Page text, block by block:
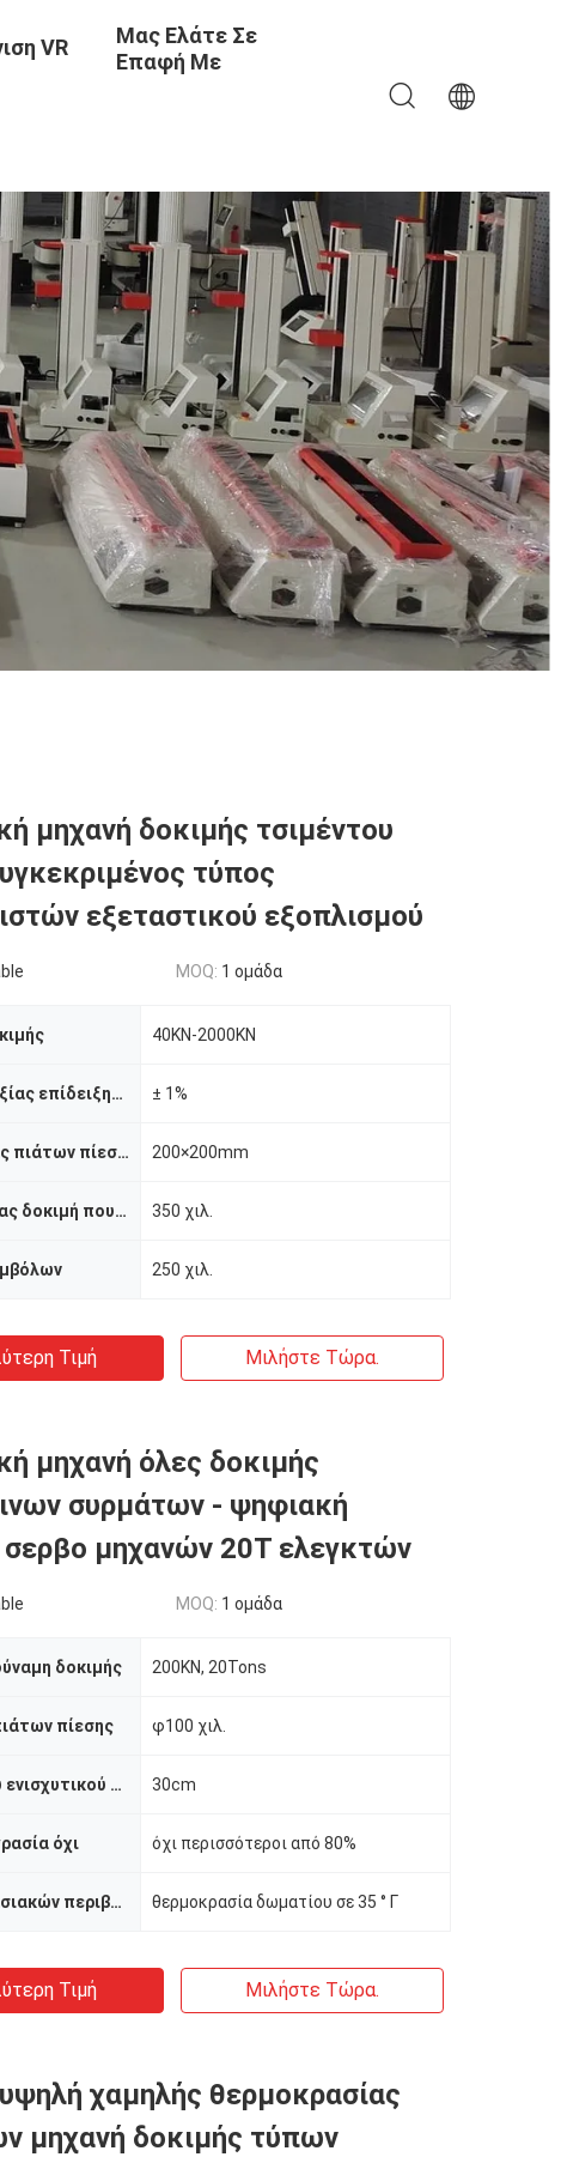
VR
Μας Ελάτε Σε
Επαφή Με
μηχανή δοκιμής τσιμέντου
τύπος
εξεταστικού εξοπλισμού
MOQ: 1 ομάδα
40KN-2000KN
Ακρίβεια αξίας επίδειξης δύναμης δοκιμής ± 1%
Διαστάσεις πιάτων πίεσης 200×200mm
Κάμπτοντας δοκιμή που χωρίζει κατά διαστήματα 350 χιλ.
250 χιλ.
Τιμή Μιλήστε Τώρα.
μηχανή όλες δοκιμής
συρμάτων - ψηφιακή
σερβο μηχανών 20T ελεγκτών
MOQ: 1 ομάδα
δοκιμής 200KN, 20Tons
πίεσης φ100 χιλ.
Κάμψη του ενισχυτικού κυλίνδρου που χωρίζει κατά διαστήματα 30cm
όχι όχι περισσότεροι από 80%
Temp εργασιακών περιβαλλόντων θερμοκρασία δωματίου σε 35 ° Γ
Τιμή Μιλήστε Τώρα.
χαμηλής θερμοκρασίας
μηχανή δοκιμής τύπων